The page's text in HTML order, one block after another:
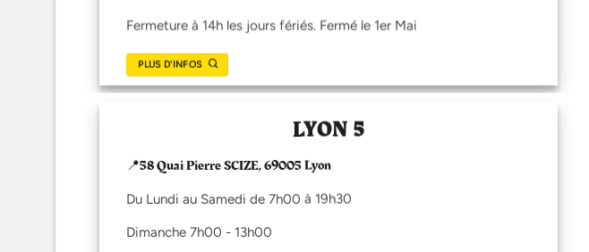
Fermeture à 14h les jours fériés. Fermé le 1er Mai
PLUS D'INFOS
LYON 5
📍58 Quai Pierre SCIZE, 69005 Lyon
Du Lundi au Samedi de 7h00 à 19h30
Dimanche 7h00 - 13h00